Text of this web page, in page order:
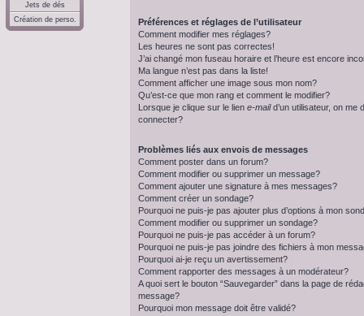
Jets de dés
Création de perso.
Préférences et réglages de l’utilisateur
Comment modifier mes réglages?
Les heures ne sont pas correctes!
J’ai changé mon fuseau horaire et l’heure est encore
Ma langue n’est pas dans la liste!
Comment afficher une image sous mon nom?
Qu’est-ce que mon rang et comment le modifier?
Lorsque je clique sur le lien e-maild’un utilisateur, on me
connecter?
Problèmes liés aux envois de messages
Comment poster dans un forum?
Comment modifier ou supprimer un message?
Comment ajouter une signature à mes messages?
Comment créer un sondage?
Pourquoi ne puis-je pas ajouter plus d’options à mon
Comment modifier ou supprimer un sondage?
Pourquoi ne puis-je pas accéder à un forum?
Pourquoi ne puis-je pas joindre des fichiers à mon
Pourquoi ai-je reçu un avertissement?
Comment rapporter des messages à un modérateur?
A quoi sert le bouton “Sauvegarder” dans la page de
message?
Pourquoi mon message doit être validé?